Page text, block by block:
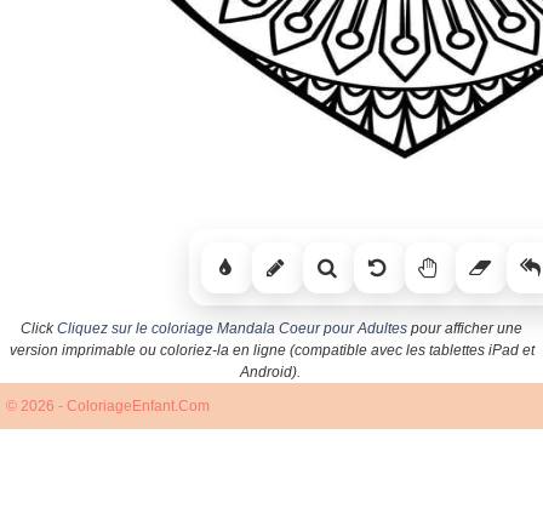
ClickCliquez sur le coloriage Mandala Coeur pour Adultes pour afficher une
version imprimable ou coloriez-la en ligne (compatible avec les tablettes iPad et
Android).
© 2026 - ColoriageEnfant.Com